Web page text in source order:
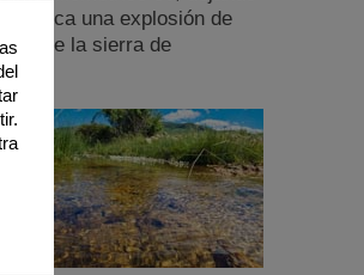
una explosión de
de la sierra de